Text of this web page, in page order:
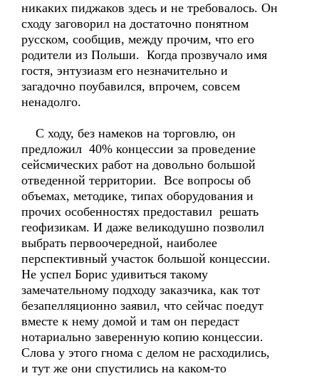
никаких пиджаков здесь и не требовалось. Он
сходу заговорил на достаточно понятном
русском, сообщив, между прочим, что его
родители из Польши. Когда прозвучало имя
гостя, энтузиазм его незначительно и
загадочно поубавился, впрочем, совсем
ненадолго.
С ходу, без намеков на торговлю, он
предложил 40% концессии за проведение
сейсмических работ на довольно большой
отведенной территории. Все вопросы об
объемах, методике, типах оборудования и
прочих особенностях предоставил решать
геофизикам. И даже великодушно позволил
выбрать первоочередной, наиболее
перспективный участок большой концессии.
Не успел Борис удивиться такому
замечательному подходу заказчика, как тот
безапелляционно заявил, что сейчас поедут
вместе к нему домой и там он передаст
нотариально заверенную копию концессии.
Слова у этого гнома с делом не расходились,
и тут же они спустились на каком-то